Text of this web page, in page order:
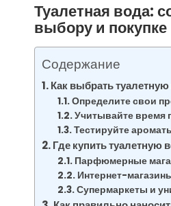
Туалетная вода:
выбору и покупке
Содержание
Как выбрать
Определите свои
Учитывайте время
Тестируйте
Где купить туалетную
Парфюмерные
Интернет-
Супермаркеты и